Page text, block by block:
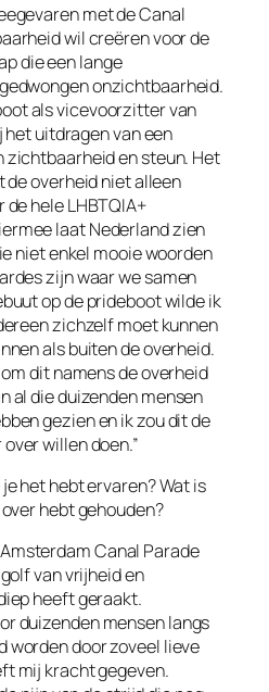
met de Canal
wil creëren voor de
die een lange
onzichtbaarheid.
als vicevoorzitter van
het uitdragen van een
en steun. Het
overheid niet alleen
hele LHBTQIA+
laat Nederland zien
niet enkel mooie woorden
zijn waar we samen
op de prideboot wilde ik
zichzelf moet kunnen
als buiten de overheid.
dit namens de overheid
al die duizenden mensen
gezien en ik zou dit de
willen doen.”
het hebt ervaren? Wat is
hebt gehouden?
Canal Parade
van vrijheid en
heeft geraakt.
duizenden mensen langs
worden door zoveel lieve
mij kracht gegeven.